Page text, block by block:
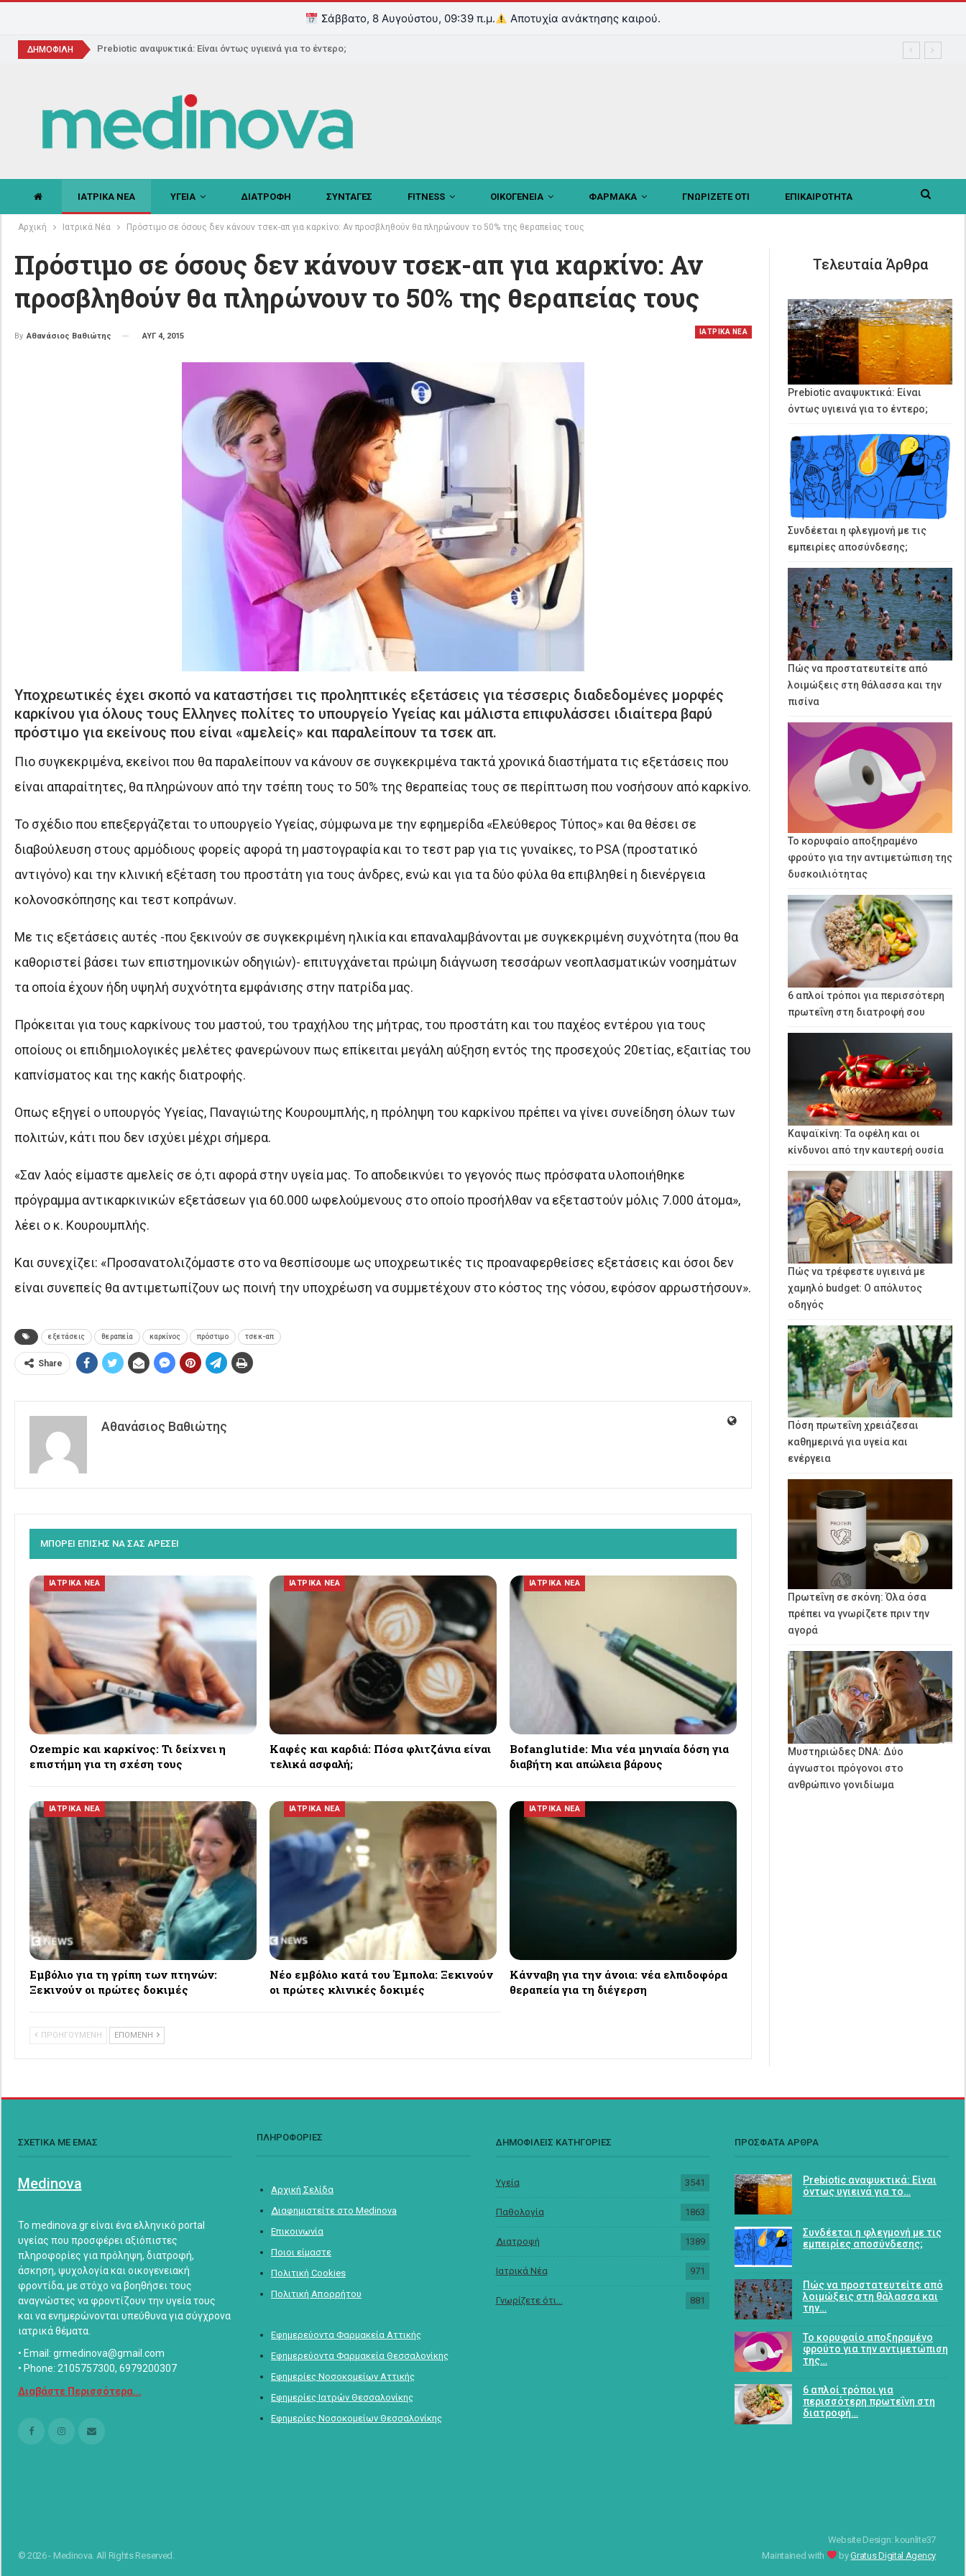
Σάββατο, 8 Αυγούστου, 09:39 π.μ. Αποτυχία ανάκτησης καιρού.
ΔΗΜΟΦΙΛΗ Prebiotic αναψυκτικά: Είναι όντως υγιεινά για το έντερο;
ΙΑΤΡΙΚΑ ΝΕΑ ΥΓΕΙΑ ΔΙΑΤΡΟΦΗ ΣΥΝΤΑΓΕΣ FITNESS ΟΙΚΟΓΕΝΕΙΑ ΦΑΡΜΑΚΑ ΓΝΩΡΙΖΕΤΕ ΟΤΙ ΕΠΙΚΑΙΡΟΤΗΤΑ
Αρχική Ιατρικά Νέα Πρόστιμο σε όσους δεν κάνουν τσεκ-απ για καρκίνο: Αν προσβληθούν θα πληρώνουν το 50% της θεραπείας τους
Πρόστιμο σε όσους δεν κάνουν τσεκ-απ για καρκίνο: Αν
προσβληθούν θα πληρώνουν το 50% της θεραπείας τους
ΙΑΤΡΙΚΑ ΝΕΑ
By Αθανάσιος Βαθιώτης ΑΥΓ 4, 2015
Υποχρεωτικές έχει σκοπό να καταστήσει τις προληπτικές εξετάσεις για τέσσερις διαδεδομένες μορφές
καρκίνου για όλους τους Ελληνες πολίτες το υπουργείο Υγείας και μάλιστα επιφυλάσσει ιδιαίτερα βαρύ
πρόστιμο για εκείνους που είναι «αμελείς» και παραλείπουν τα τσεκ απ.
Πιο συγκεκριμένα, εκείνοι που θα παραλείπουν να κάνουν σε συγκεκριμένα τακτά χρονικά διαστήματα τις εξετάσεις που
είναι απαραίτητες, θα πληρώνουν από την τσέπη τους το 50% της θεραπείας τους σε περίπτωση που νοσήσουν από καρκίνο.
Το σχέδιο που επεξεργάζεται το υπουργείο Υγείας, σύμφωνα με την εφημερίδα «Ελεύθερος Τύπος» και θα θέσει σε
διαβούλευση στους αρμόδιους φορείς αφορά τη μαστογραφία και το τεστ pap για τις γυναίκες, το PSA (προστατικό
αντιγόνο) και την κλινική εξέταση του προστάτη για τους άνδρες, ενώ και για τα δύο φύλα θα επιβληθεί η διενέργεια
κολονοσκόπησης και τεστ κοπράνων.
Με τις εξετάσεις αυτές -που ξεκινούν σε συγκεκριμένη ηλικία και επαναλαμβάνονται με συγκεκριμένη συχνότητα (που θα
καθοριστεί βάσει των επιστημονικών οδηγιών)- επιτυγχάνεται πρώιμη διάγνωση τεσσάρων νεοπλασματικών νοσημάτων
τα οποία έχουν ήδη υψηλή συχνότητα εμφάνισης στην πατρίδα μας.
Πρόκειται για τους καρκίνους του μαστού, του τραχήλου της μήτρας, του προστάτη και του παχέος εντέρου για τους
οποίους οι επιδημιολογικές μελέτες φανερώνουν πως επίκειται μεγάλη αύξηση εντός της προσεχούς 20ετίας, εξαιτίας του
καπνίσματος και της κακής διατροφής.
Οπως εξηγεί ο υπουργός Υγείας, Παναγιώτης Κουρουμπλής, η πρόληψη του καρκίνου πρέπει να γίνει συνείδηση όλων των
πολιτών, κάτι που δεν ισχύει μέχρι σήμερα.
«Σαν λαός είμαστε αμελείς σε ό,τι αφορά στην υγεία μας. Το αποδεικνύει το γεγονός πως πρόσφατα υλοποιήθηκε
πρόγραμμα αντικαρκινικών εξετάσεων για 60.000 ωφελούμενους στο οποίο προσήλθαν να εξεταστούν μόλις 7.000 άτομα»,
λέει ο κ. Κουρουμπλής.
Και συνεχίζει: «Προσανατολιζόμαστε στο να θεσπίσουμε ως υποχρεωτικές τις προαναφερθείσες εξετάσεις και όσοι δεν
είναι συνεπείς θα αντιμετωπίζουν ως ποινή την υποχρέωση να συμμετέχουν στο κόστος της νόσου, εφόσον αρρωστήσουν».
εξετάσεις θεραπεία καρκίνος πρόστιμο τσεκ-απ
Share
Αθανάσιος Βαθιώτης
ΜΠΟΡΕΙ ΕΠΙΣΗΣ ΝΑ ΣΑΣ ΑΡΕΣΕΙ
ΙΑΤΡΙΚΑ ΝΕΑ
Ozempic και καρκίνος: Τι δείχνει η
επιστήμη για τη σχέση τους
ΙΑΤΡΙΚΑ ΝΕΑ
Καφές και καρδιά: Πόσα φλιτζάνια είναι
τελικά ασφαλή;
ΙΑΤΡΙΚΑ ΝΕΑ
Bofanglutide: Μια νέα μηνιαία δόση για
διαβήτη και απώλεια βάρους
ΙΑΤΡΙΚΑ ΝΕΑ
Εμβόλιο για τη γρίπη των πτηνών:
Ξεκινούν οι πρώτες δοκιμές
ΙΑΤΡΙΚΑ ΝΕΑ
Νέο εμβόλιο κατά του Έμπολα: Ξεκινούν
οι πρώτες κλινικές δοκιμές
ΙΑΤΡΙΚΑ ΝΕΑ
Κάνναβη για την άνοια: νέα ελπιδοφόρα
θεραπεία για τη διέγερση
ΠΡΟΗΓΟΥΜΕΝΗ ΕΠΟΜΕΝΗ
Τελευταία Άρθρα
Prebiotic αναψυκτικά: Είναι
όντως υγιεινά για το έντερο;
Συνδέεται η φλεγμονή με τις
εμπειρίες αποσύνδεσης;
Πώς να προστατευτείτε από
λοιμώξεις στη θάλασσα και την
πισίνα
Το κορυφαίο αποξηραμένο
φρούτο για την αντιμετώπιση της
δυσκοιλιότητας
6 απλοί τρόποι για περισσότερη
πρωτεΐνη στη διατροφή σου
Καψαϊκίνη: Τα οφέλη και οι
κίνδυνοι από την καυτερή ουσία
Πώς να τρέφεστε υγιεινά με
χαμηλό budget: Ο απόλυτος
οδηγός
Πόση πρωτεΐνη χρειάζεσαι
καθημερινά για υγεία και
ενέργεια
Πρωτεΐνη σε σκόνη: Όλα όσα
πρέπει να γνωρίζετε πριν την
αγορά
Μυστηριώδες DNA: Δύο
άγνωστοι πρόγονοι στο
ανθρώπινο γονιδίωμα
ΣΧΕΤΙΚΑ ΜΕ ΕΜΑΣ
Medinova
Το medinova.gr είναι ένα ελληνικό portal
υγείας που προσφέρει αξιόπιστες
πληροφορίες για πρόληψη, διατροφή,
άσκηση, ψυχολογία και οικογενειακή
φροντίδα, με στόχο να βοηθήσει τους
αναγνώστες να φροντίζουν την υγεία τους
και να ενημερώνονται υπεύθυνα για σύγχρονα
ιατρικά θέματα.
• Email: grmedinova@gmail.com
• Phone: 2105757300, 6979200307
Διαβάστε Περισσότερα...
ΠΛΗΡΟΦΟΡΙΕΣ
Αρχική Σελίδα
Διαφημιστείτε στο Medinova
Επικοινωνία
Ποιοι είμαστε
Πολιτική Cookies
Πολιτική Απορρήτου
Εφημερεύοντα Φαρμακεία Αττικής
Εφημερεύοντα Φαρμακεία Θεσσαλονίκης
Εφημερίες Νοσοκομείων Αττικής
Εφημερίες Ιατρών Θεσσαλονίκης
Εφημερίες Νοσοκομείων Θεσσαλονίκης
ΔΗΜΟΦΙΛΕΙΣ ΚΑΤΗΓΟΡΙΕΣ
Υγεία 3541
Παθολογία 1863
Διατροφή 1389
Ιατρικά Νέα 971
Γνωρίζετε ότι... 881
ΠΡΟΣΦΑΤΑ ΑΡΘΡΑ
Prebiotic αναψυκτικά: Είναι
όντως υγιεινά για το…
Συνδέεται η φλεγμονή με τις
εμπειρίες αποσύνδεσης;
Πώς να προστατευτείτε από
λοιμώξεις στη θάλασσα και
την…
Το κορυφαίο αποξηραμένο
φρούτο για την αντιμετώπιση
της…
6 απλοί τρόποι για
περισσότερη πρωτεΐνη στη
διατροφή…
© 2026 - Medinova. All Rights Reserved.
Website Design: kounlite37
Maintained with
byGratus Digital Agency